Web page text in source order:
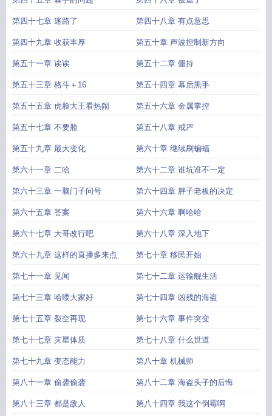
第四十七章 迷路了 第四十八章 有点意思
第四十九章 收获丰厚 第五十章 声波控制新方向
第五十一章 诶诶 第五十二章 僵持
第五十三章 格斗＋16 第五十四章 幕后黑手
第五十五章 虎脸大王看热闹 第五十六章 金属掌控
第五十七章 不要脸 第五十八章 戒严
第五十九章 最大变化 第六十章 继续刷蝙蝠
第六十一章 二哈 第六十二章 谁坑谁不一定
第六十三章 一脑门子问号 第六十四章 胖子老板的决定
第六十五章 答案 第六十六章 啊哈哈
第六十七章 大哥改行吧 第六十八章 深入地下
第六十九章 这样的直播多来点 第七十章 移民开始
第七十一章 见闻 第七十二章 运输舰生活
第七十三章 哈喽大家好 第七十四章 凶残的海盗
第七十五章 裂空再现 第七十六章 事件突变
第七十七章 灾星体质 第七十八章 什么世道
第七十九章 变态能力 第八十章 机械师
第八十一章 偷袭偷袭 第八十二章 海盗头子的后悔
第八十三章 都是敌人 第八十四章 我这个倒霉啊